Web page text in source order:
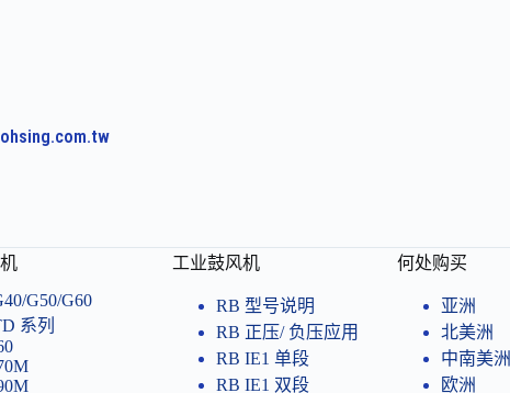
G50/G60
系列
工业鼓风机
RB 型号说明
RB 正压/ 负压应用
RB IE1 单段
RB IE1 双段
何处购买
亚洲
北美洲
中南美洲
欧洲